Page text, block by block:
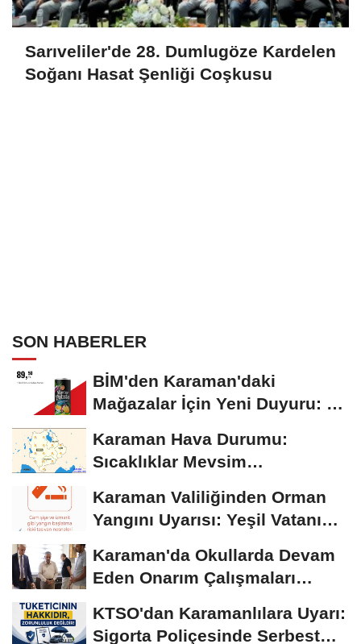
Sarıveliler'de 28. Dumlugöze Kardelen
Soğanı Hasat Şenliği Coşkusu
SON HABERLER
BİM'den Karaman'daki
Mağazalar İçin Yeni Duyuru: 11
Karaman Hava Durumu:
Sıcaklıklar Mevsim
Seyrediyor
Karaman Valiliğinden Orman
Yangını Uyarısı: Yeşil Vatanı
Karaman'da Okullarda Devam
Eden Onarım Çalışmaları
KTSO'dan Karamanlılara Uyarı:
Sigorta Poliçesinde Serbest